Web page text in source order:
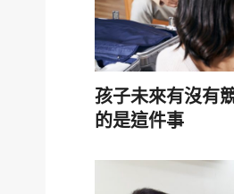
孩子未來有沒有
的是這件事